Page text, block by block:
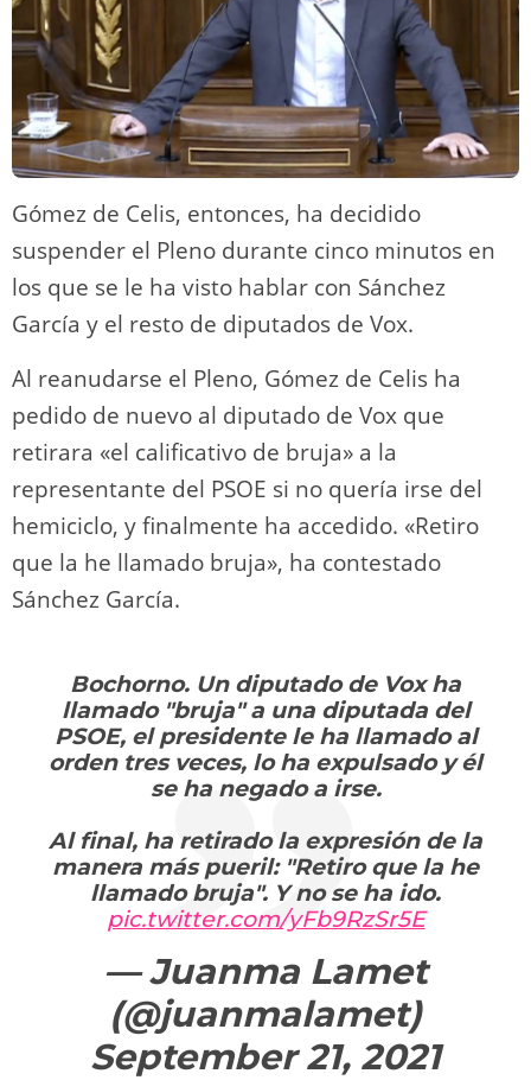
Gómez de Celis, entonces, ha decidido
suspender el Pleno durante cinco minutos en
los que se le ha visto hablar con Sánchez
García y el resto de diputados de Vox.
Al reanudarse el Pleno, Gómez de Celis ha
pedido de nuevo al diputado de Vox que
retirara «el calificativo de bruja» a la
representante del PSOE si no quería irse del
hemiciclo, y finalmente ha accedido. «Retiro
que la he llamado bruja», ha contestado
Sánchez García.
Bochorno. Un diputado de Vox ha
llamado "bruja" a una diputada del
PSOE, el presidente le ha llamado al
orden tres veces, lo ha expulsado y él
se ha negado a irse.
Al final, ha retirado la expresión de la
manera más pueril: "Retiro que la he
llamado bruja". Y no se ha ido.
pic.twitter.com/yFb9RzSr5E
— Juanma Lamet
(@juanmalamet)
September 21, 2021